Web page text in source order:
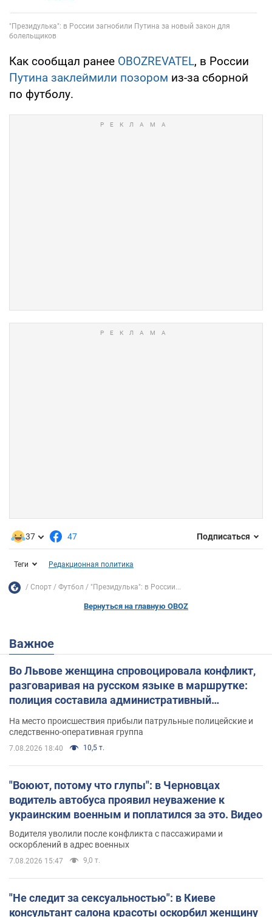
Как сообщал ранее OBOZREVATEL, в России
Путина заклеймили позором из-за сборной
по футболу.
37 47 Подписаться
Теги Редакционная политика
Спорт Футбол "Президулька": в России...
Вернуться на главную OBOZ
Важное
Во Львове женщина спровоцировала конфликт,
разговаривая на русском языке в маршрутке:
полиция составила административный
На место происшествия прибыли патрульные полицейские и
следственно-оперативная группа
7.08.2026 18:40 10,5 т.
"Воюют, потому что глупы": в Черновцах
водитель автобуса проявил неуважение к
украинским военным и поплатился за это. Видео
Водителя уволили после конфликта с пассажирами и
оскорблений в адрес военных
7.08.2026 15:47 9,0 т.
"Не следит за сексуальностью": в Киеве
консультант салона красоты оскорбил женщину